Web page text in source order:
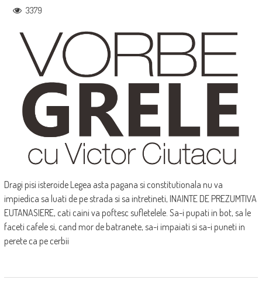
3379
Dragi pisi isteroide Legea asta pagana si constitutionala nu va
impiedica sa luati de pe strada si sa intretineti, INAINTE DE PREZUMTIVA
EUTANASIERE, cati caini va poftesc sufletelele. Sa-i pupati in bot, sa le
faceti cafele si, cand mor de batranete, sa-i impaiati si sa-i puneti in
perete ca pe cerbii